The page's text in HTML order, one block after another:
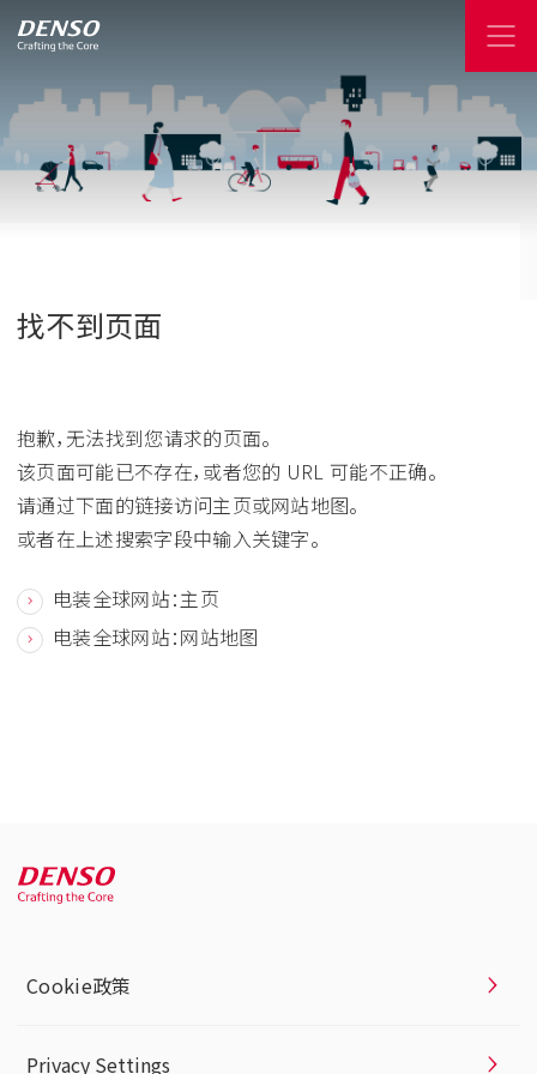
找不到页面
抱歉，无法找到您请求的页面。
该页面可能已不存在，或者您的 URL 可能不正确。
请通过下面的链接访问主页或网站地图。
或者在上述搜索字段中输入关键字。
电装全球网站：主页
电装全球网站：网站地图
Cookie政策
Privacy Settings